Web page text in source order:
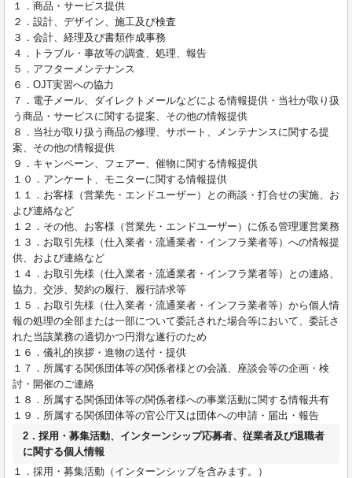
１．商品・サービス提供
２．設計、デザイン、施工及び検査
３．会計、経理及び書類作成事務
４．トラブル・事故等の調査、処理、報告
５．アフターメンテナンス
６．OJT実習への協力
７．電子メール、ダイレクトメールなどによる情報提供・当社が取り扱
う商品・サービスに関する提案、その他の情報提供
８．当社が取り扱う商品の修理、サポート、メンテナンスに関する提
案、その他の情報提供
９．キャンペーン、フェアー、催物に関する情報提供
１０．アンケート、モニターに関する情報提供
１１．お客様（営業先・エンドユーザー）との商談・打合せの実施、お
よび連絡など
１２．その他、お客様（営業先・エンドユーザー）に係る管理運営業務
１３．お取引先様（仕入業者・流通業者・インフラ業者等）への情報提
供、および連絡など
１４．お取引先様（仕入業者・流通業者・インフラ業者等）との連絡、
協力、交渉、契約の履行、履行請求等
１５．お取引先様（仕入業者・流通業者・インフラ業者等）から個人情
報の処理の全部または一部について委託された場合等において、委託さ
れた当該業務の適切かつ円滑な遂行のため
１６．儀礼的挨拶・進物の送付・提供
１７．所属する関係団体等の関係者様との会議、座談会等の企画・検
討・開催のご連絡
１８．所属する関係団体等の関係者様への事業活動に関する情報共有
１９．所属する関係団体等の官公庁又は団体への申請・届出・報告
2．採用・募集活動、インターンシップ応募者、従業者及び退職者
に関する個人情報
１．採用・募集活動（インターンシップを含みます。）